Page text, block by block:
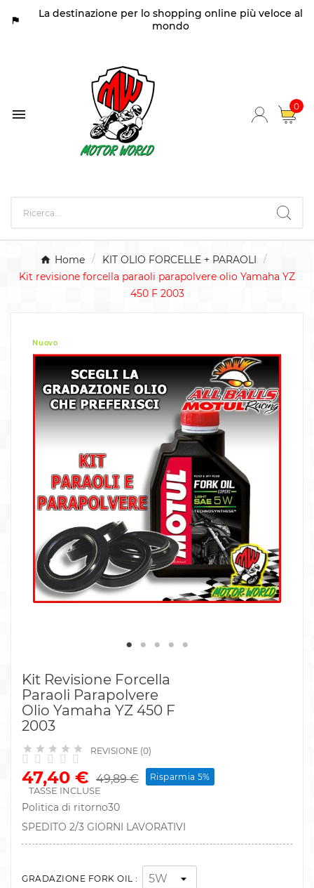
assistant_photo
La destinazione per lo shopping online più veloce al
mondo
 0
Home
KIT OLIO FORCELLE + PARAOLI
Kit revisione forcella paraoli parapolvere olio Yamaha YZ
450 F 2003
Nuovo
Kit Revisione Forcella
Paraoli Parapolvere
Olio Yamaha YZ 450 F
2003
     REVISIONE (0)
47,40 € 49,89 € Risparmia 5%
TASSE INCLUSE
Politica di ritorno30
SPEDITO 2/3 GIORNI LAVORATIVI
GRADAZIONE FORK OIL :